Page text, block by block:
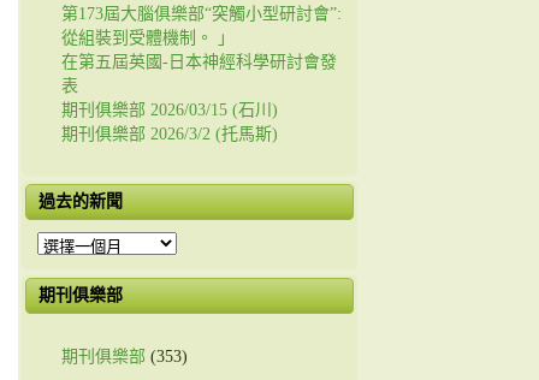
第173屆大腦俱樂部“突觸小型研討會”:
從組裝到受體機制。 」
在第五屆英國-日本神經科學研討會發
表
期刊俱樂部 2026/03/15 (石川)
期刊俱樂部 2026/3/2 (托馬斯)
過去的新聞
過
的
新
期刊俱樂部
期刊俱樂部 (353)